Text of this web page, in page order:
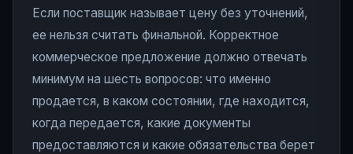
Если поставщик называет цену без уточнений,
ее нельзя считать финальной. Корректное
коммерческое предложение должно отвечать
минимум на шесть вопросов: что именно
продается, в каком состоянии, где находится,
когда передается, какие документы
предоставляются и какие обязательства берет